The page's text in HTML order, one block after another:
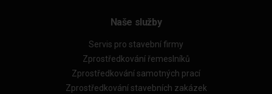
Naše služby
Servis pro stavební firmy
Zprostředkování řemeslníků
Zprostředkování samotných prací
Zprostředkování stavebních zakázek